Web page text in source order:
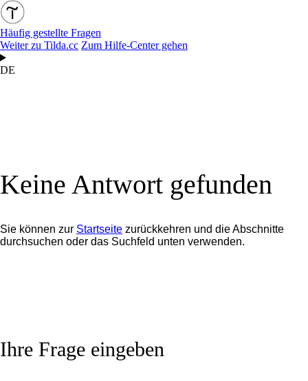
Häufig gestellte Fragen
Weiter zu Tilda.cc Zum Hilfe-Center gehen
DE
Keine Antwort gefunden
Sie können zur Startseite zurückkehren und die Abschnitte
durchsuchen oder das Suchfeld unten verwenden.
Ihre Frage eingeben